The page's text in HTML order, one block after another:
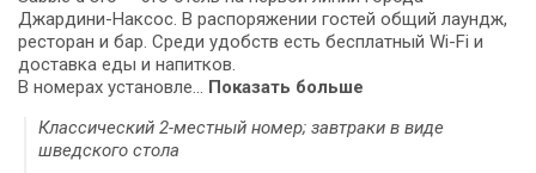
Джардини-Наксос. В распоряжении гостей общий лаундж,
ресторан и бар. Среди удобств есть бесплатный Wi-Fi и
доставка еды и напитков.
В номерах установле... Показать больше
Классический 2-местный номер; завтраки в виде
шведского стола